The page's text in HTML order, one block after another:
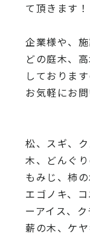
て頂きます！
企業様や、
どの庭木、
しております
お気軽にお
松、スギ、
木、どんぐり
もみじ、柿
エゴノキ、
ーアイス、
薪の木、ケ